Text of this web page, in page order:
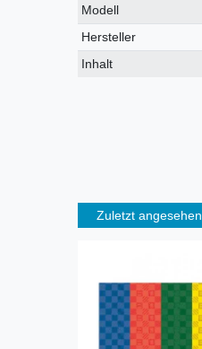
Modell
Hersteller
Inhalt
Zuletzt angesehen